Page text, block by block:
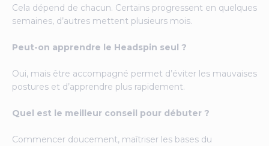
Cela dépend de chacun. Certains progressent en quelques
semaines, d’autres mettent plusieurs mois.
Peut-on apprendre le Headspin seul ?
Oui, mais être accompagné permet d’éviter les mauvaises
postures et d’apprendre plus rapidement.
Quel est le meilleur conseil pour débuter ?
Commencer doucement, maîtriser les bases du